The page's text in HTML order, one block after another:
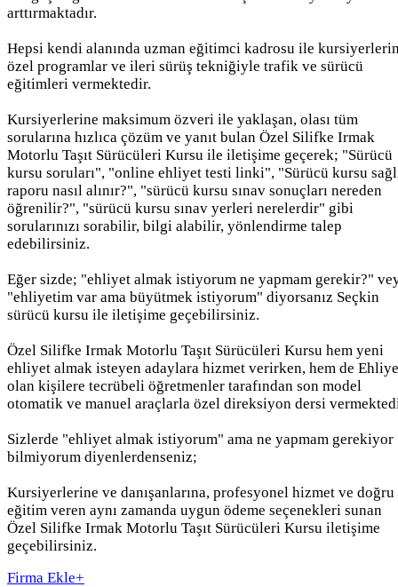
arttırmaktadır.
Hepsi kendi alanında uzman eğitimci kadrosu ile
özel programlar ve ileri sürüş tekniğiyle trafik ve sürücü
eğitimleri vermektedir.
Kursiyerlerine maksimum özveri ile yaklaşan, olası tüm
sorularına hızlıca çözüm ve yanıt bulan Özel Silifke Irmak
Motorlu Taşıt Sürücüleri Kursu ile iletişime geçerek; "Sürücü
kursu soruları", "online ehliyet testi linki", "Sürücü kursu
raporu nasıl alınır?", "sürücü kursu sınav sonuçları nereden
öğrenilir?", "sürücü kursu sınav yerleri nerelerdir" gibi
sorularınızı sorabilir, bilgi alabilir, yönlendirme talep
edebilirsiniz.
Eğer sizde; "ehliyet almak istiyorum ne yapmam gerekir?"
"ehliyetim var ama büyütmek istiyorum" diyorsanız Seçkin
sürücü kursu ile iletişime geçebilirsiniz.
Özel Silifke Irmak Motorlu Taşıt Sürücüleri Kursu hem yeni
ehliyet almak isteyen adaylara hizmet verirken, hem de
olan kişilere tecrübeli öğretmenler tarafından son model
otomatik ve manuel araçlarla özel direksiyon dersi
Sizlerde "ehliyet almak istiyorum" ama ne yapmam gerekiyor
bilmiyorum diyenlerdenseniz;
Kursiyerlerine ve danışanlarına, profesyonel hizmet ve doğru
eğitim veren aynı zamanda uygun ödeme seçenekleri sunan
Özel Silifke Irmak Motorlu Taşıt Sürücüleri Kursu iletişime
geçebilirsiniz.
Firma Ekle+